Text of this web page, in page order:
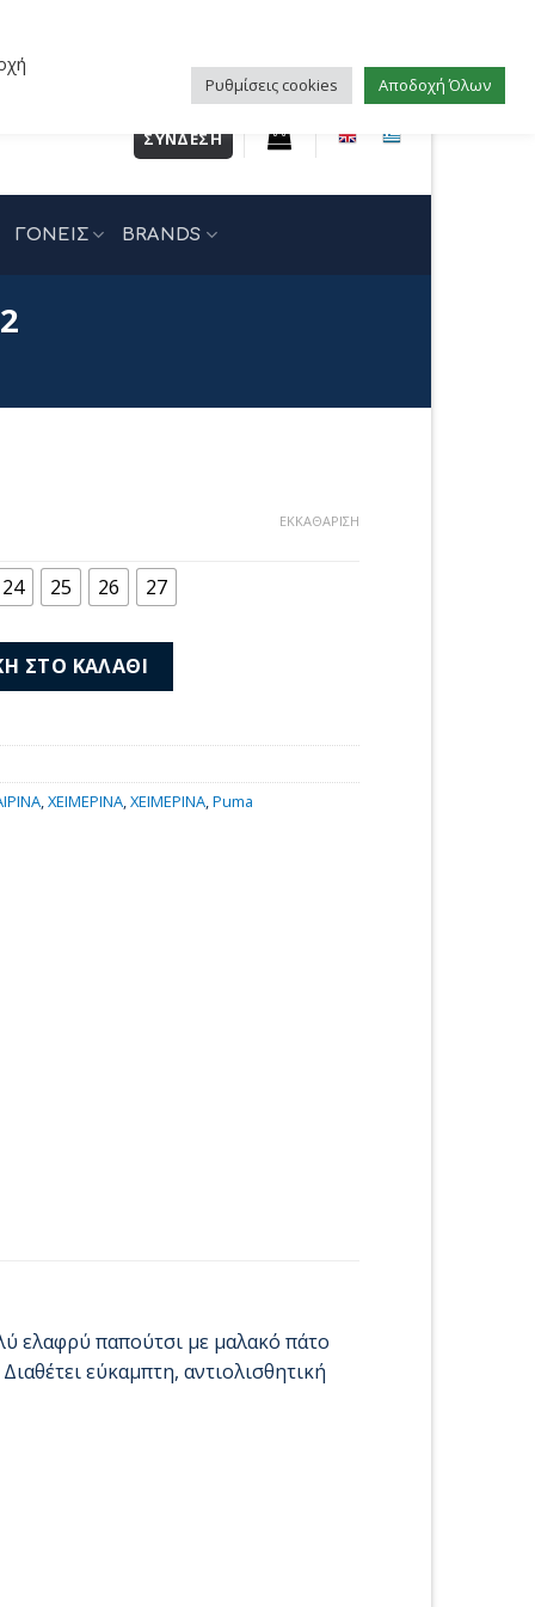
ΣΎΝΔΕΣΗ
ΓΟΝΕΙΣ BRANDS
€.
24 25 26 27
ΕΚΚΑΘΆΡΙΣΗ
02 ποσότητα
ΣΤΟ ΚΑΛΆΘΙ
,ΧΕΙΜΕΡΙΝΑ,ΧΕΙΜΕΡΙΝΑ,Puma
ελαφρύ παπούτσι με μαλακό πάτο
εύκαμπτη, αντιολισθητική
Ρυθμίσεις cookies Αποδοχή Όλων